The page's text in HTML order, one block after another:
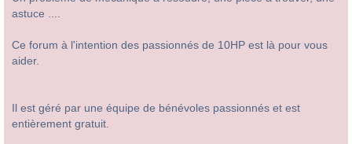
astuce ....
Ce forum à l'intention des passionnés de 10HP est là pour vous
aider.
Il est géré par une équipe de bénévoles passionnés et est
entièrement gratuit.